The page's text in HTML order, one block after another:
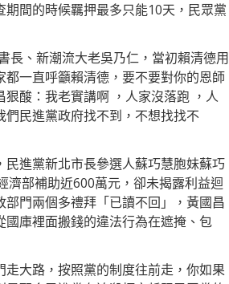
間的時候羈押最多只能10天，民眾黨
長、新潮流大老吳乃仁，當初賴清德用
一直呼籲賴清德，要不要對你的恩師
酸：我老實講啊 ，人家沒落跑 ，人
民進黨政府找不到，不想找找不
進黨新北市長參選人蘇巧慧胞妹蘇巧
濟部補助近600萬元，卻未揭露利益迴
門兩個多禮拜「已讀不回」，黃國昌
庫裡面搬錢的違法行為在遮掩、包
大路，按照黨的制度往前走，你如果